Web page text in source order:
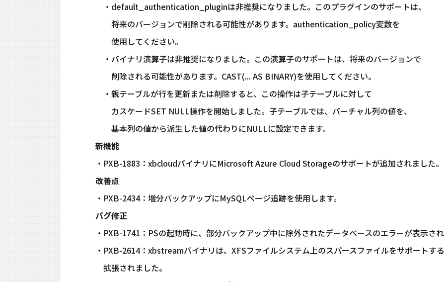
・default_authentication_pluginは非推奨になりました。このプラグインのサポートは、
将来のバージョンで削除される可能性があります。authentication_policy変数を
使用してください。
・バイナリ演算子は非推奨になりました。この演算子のサポートは、将来のバージョンで
削除される可能性があります。CAST(... AS BINARY)を使用してください。
・親テーブルが行を更新または削除すると、この操作は子テーブルに対して
カスケードSET NULL操作を開始しました。子テーブルでは、バーチャル列の値を、
基本列の値から派生した値の代わりにNULLに設定できます。
新機能
・PXB-1883：xbcloudバイナリにMicrosoft Azure Cloud Storageのサポートが追加されました。
改善点
・PXB-2434：増分バックアップにMySQLページ追跡を使用します。
バグ修正
・PXB-1741：PSの起動時に、部分バックアップ中に除外されたデータベースのエラーが表示さ
・PXB-2614：xbstreamバイナリは、XFSファイルシステム上のスパースファイルをサポートす
拡張されました。